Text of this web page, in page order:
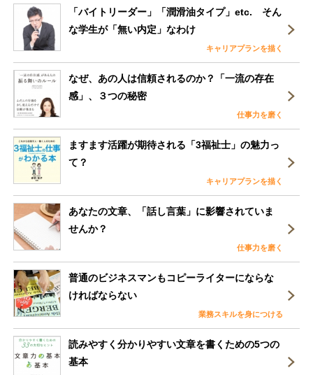
「バイトリーダー」「潤滑油タイプ」etc. そん
な学生が「無い内定」なわけ
キャリアプランを描く
なぜ、あの人は信頼されるのか？「一流の存在
感」、３つの秘密
仕事力を磨く
ますます活躍が期待される「3福祉士」の魅力っ
て？
キャリアプランを描く
あなたの文章、「話し言葉」に影響されていま
せんか？
仕事力を磨く
普通のビジネスマンもコピーライターにならな
ければならない
業務スキルを身につける
読みやすく分かりやすい文章を書くための5つの
基本